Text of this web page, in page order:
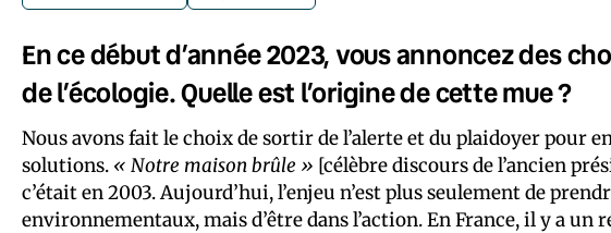
En ce début d’année 2023, vous annoncez des
de l’écologie. Quelle est l’origine de cette mue ?
Nous avons fait le choix de sortir de l’alerte et du plaidoyer pour
solutions. « Notre maison brûle » [célèbre discours de l’ancien
c’était en 2003. Aujourd’hui, l’enjeu n’est plus seulement de
environnementaux, mais d’être dans l’action. En France, il y a un